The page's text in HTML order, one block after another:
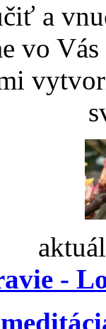
a
vo
-